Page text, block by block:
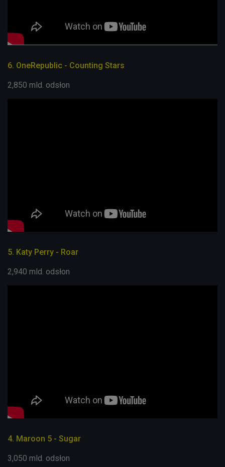
6. OneRepublic - Counting Stars
2,850 mld. odsłon
5. Katy Perry - Roar
2,940 mld. odsłon
4. Maroon 5 - Sugar
3,050 mld. odsłon